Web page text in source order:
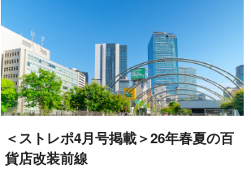
＜ストレポ4月号掲載＞26年春夏の百
貨店改装前線